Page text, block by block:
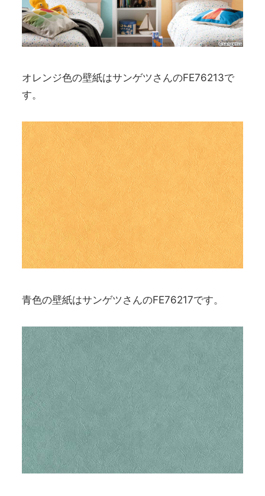
オレンジ色の壁紙はサンゲツさんのFE76213で
す。
青色の壁紙はサンゲツさんのFE76217です。